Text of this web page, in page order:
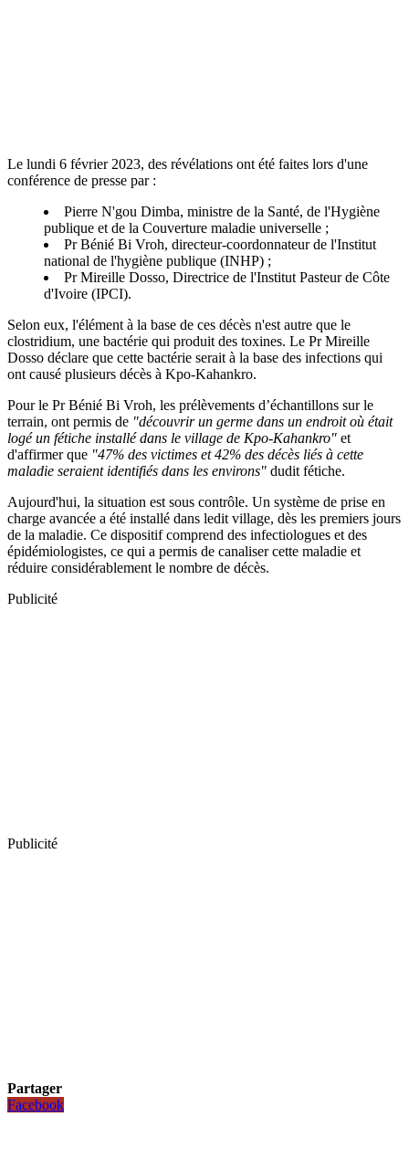
Le lundi 6 février 2023, des révélations ont été faites lors d'une
conférence de presse par :
Pierre N'gou Dimba, ministre de la Santé, de l'Hygiène
publique et de la Couverture maladie universelle ;
Pr Bénié Bi Vroh, directeur-coordonnateur de l'Institut
national de l'hygiène publique (INHP) ;
Pr Mireille Dosso, Directrice de l'Institut Pasteur de Côte
d'Ivoire (IPCI).
Selon eux, l'élément à la base de ces décès n'est autre que le
clostridium, une bactérie qui produit des toxines. Le Pr Mireille
Dosso déclare que cette bactérie serait à la base des infections qui
ont causé plusieurs décès à Kpo-Kahankro.
Pour le Pr Bénié Bi Vroh, les prélèvements d’échantillons sur le
terrain, ont permis de "découvrir un germe dans un endroit où était
logé un fétiche installé dans le village de Kpo-Kahankro" et
d'affirmer que "47% des victimes et 42% des décès liés à cette
maladie seraient identifiés dans les environs" dudit fétiche.
Aujourd'hui, la situation est sous contrôle. Un système de prise en
charge avancée a été installé dans ledit village, dès les premiers jours
de la maladie. Ce dispositif comprend des infectiologues et des
épidémiologistes, ce qui a permis de canaliser cette maladie et
réduire considérablement le nombre de décès.
Publicité
Publicité
Partager
Facebook